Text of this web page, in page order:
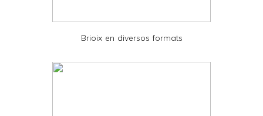
Brioix en diversos formats